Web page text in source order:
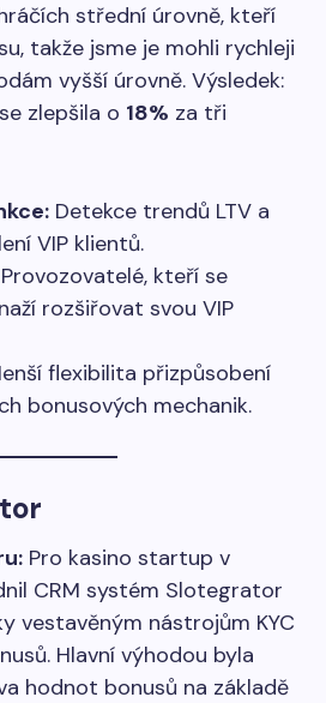
střední úrovně, kteří
takže jsme je mohli rychleji
vyšší úrovně. Výsledek:
zlepšila o 18% za tři
Detekce trendů LTV a
VIP klientů.
Provozovatelé, kteří se
rozšiřovat svou VIP
flexibilita přizpůsobení
bonusových mechanik.
Pro kasino startup v
CRM systém Slotegrator
vestavěným nástrojům KYC
Hlavní výhodou byla
hodnot bonusů na základě